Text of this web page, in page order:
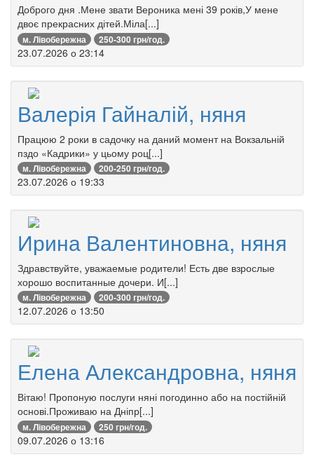
Доброго дня .Мене звати Вероника мені 39 років,У мене
двоє прекрасних дітей.Міла[...]
м. Лівобережна 250-300 грн/год.
23.07.2026 о 23:14
Валерія Гайналій, няня
Працюю 2 роки в садочку на даний момент на Вокзальній
пздо «Кадрики» у цьому роц[...]
м. Лівобережна 200-250 грн/год.
23.07.2026 о 19:33
Ирина Валентиновна, няня
Здравствуйте, уважаемые родители! Есть две взрослые
хорошо воспитанные дочери. И[...]
м. Лівобережна 200-300 грн/год.
12.07.2026 о 13:50
Елена Александровна, няня
Вітаю! Пропоную послуги няні погодинно або на постійній
основі.Проживаю на Дніпр[...]
м. Лівобережна 250 грн/год.
09.07.2026 о 13:16